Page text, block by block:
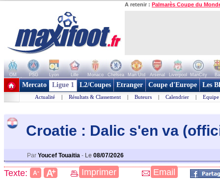
A retenir : Palmarès Coupe du
OM PSG Lyon Lille Monaco Chelsea Man Utd Arsenal Liverpool ManCity
+ de clubs
Mercato Ligue 1 L2/Coupes Etranger Coupe d'Europe Les
Actualité | Résultats & Classement | Buteurs | Calendrier | Equipe
Croatie : Dalic s'en va
Par Youcef Touaitia - Le 08/07/2026
Texte: A- A+ Imprimer Email